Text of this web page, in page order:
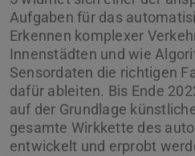
Aufgaben für das
Erkennen komplexer
Innenstädten und wie
Sensordaten die richtigen
dafür ableiten. Bis Ende
auf der Grundlage
gesamte Wirkkette des
entwickelt und erprobt